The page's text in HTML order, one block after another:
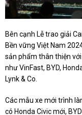
Bên cạnh Lễ trao giải
Bền vững Việt Nam
sản phẩm thân thiện
như VinFast, BYD,
Lynk & Co.
Các mẫu xe mới trình
có Honda Civic mới,